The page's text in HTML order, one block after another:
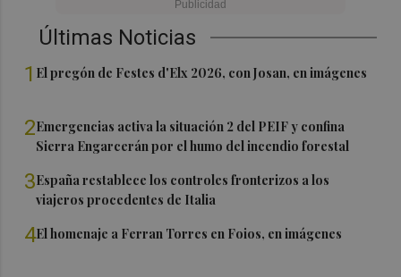
Últimas Noticias
1 El pregón de Festes d'Elx 2026, con Josan, en imágenes
2Emergencias activa la situación 2 del PEIF y confina
Sierra Engarcerán por el humo del incendio forestal
3España restablece los controles fronterizos a los
viajeros procedentes de Italia
4El homenaje a Ferran Torres en Foios, en imágenes